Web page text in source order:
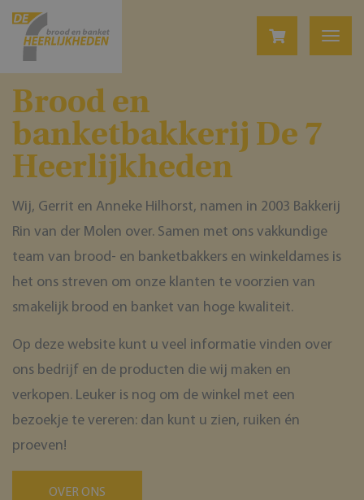
Brood en
banketbakkerĳ De 7
Heerlĳkheden
Wij, Gerrit en Anneke Hilhorst, namen in 2003 Bakkerij
Rin van der Molen over. Samen met ons vakkundige
team van brood- en banketbakkers en winkeldames is
het ons streven om onze klanten te voorzien van
smakelijk brood en banket van hoge kwaliteit.
Op deze website kunt u veel informatie vinden over
ons bedrijf en de producten die wij maken en
verkopen. Leuker is nog om de winkel met een
bezoekje te vereren: dan kunt u zien, ruiken én
proeven!
OVER ONS